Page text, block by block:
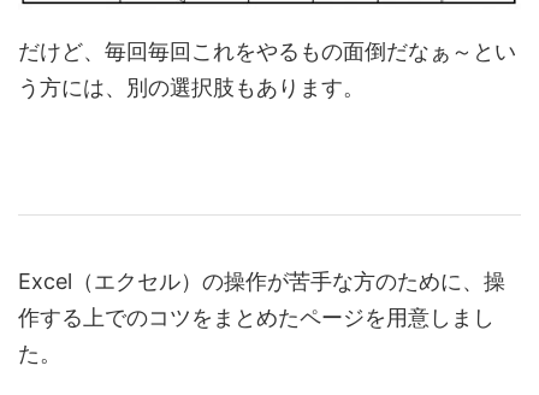
だけど、毎回毎回これをやるもの面倒だなぁ～とい
う方には、別の選択肢もあります。
Excel（エクセル）の操作が苦手な方のために、操
作する上でのコツをまとめたページを用意しまし
た。